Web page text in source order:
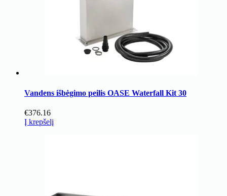
Vandens išbėgimo peilis OASE Waterfall Kit 30
€376.16
Į krepšelį